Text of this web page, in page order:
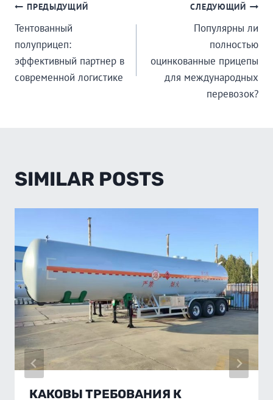
POST
NAVIGATION
ПРЕДЫДУЩИЙ
Тентованный
полуприцеп:
эффективный партнер в
современной логистике
СЛЕДУЮЩИЙ
Популярны ли
полностью
оцинкованные прицепы
для международных
перевозок?
SIMILAR POSTS
КАКОВЫ ТРЕБОВАНИЯ К